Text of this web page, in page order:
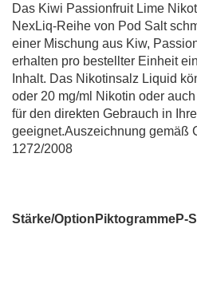
Das Kiwi Passionfruit Lime
NexLiq-Reihe von Pod Salt
einer Mischung aus Kiw,
erhalten pro bestellter Einheit
Inhalt. Das Nikotinsalz Liquid
oder 20 mg/ml Nikotin oder
für den direkten Gebrauch in
geeignet.Auszeichnung gemäß
1272/2008
Stärke/Option PiktogrammeP-